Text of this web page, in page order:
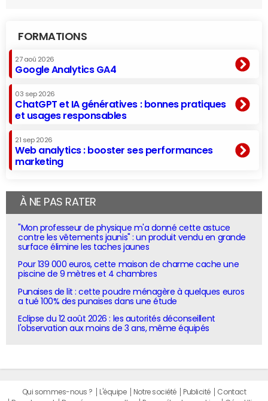
FORMATIONS
27 aoû 2026
Google Analytics GA4
03 sep 2026
ChatGPT et IA génératives : bonnes pratiques
et usages responsables
21 sep 2026
Web analytics : booster ses performances
marketing
À NE PAS RATER
"Mon professeur de physique m'a donné cette astuce
contre les vêtements jaunis" : un produit vendu en grande
surface élimine les taches jaunes
Pour 139 000 euros, cette maison de charme cache une
piscine de 9 mètres et 4 chambres
Punaises de lit : cette poudre ménagère à quelques euros
a tué 100% des punaises dans une étude
Eclipse du 12 août 2026 : les autorités déconseillent
l'observation aux moins de 3 ans, même équipés
Qui sommes-nous ? L'équipe Notre société Publicité
Contact